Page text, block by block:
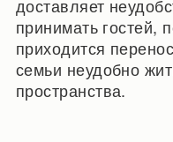
доставляет
принимать гостей,
приходится
семьи неудобно
пространства.